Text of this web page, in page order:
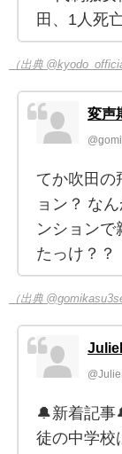
田、1人死
（出典
変声
てか吹田の
ョン？ な
ンションで
たっけ？？
（出典
🔔新着記事
徒の中学校